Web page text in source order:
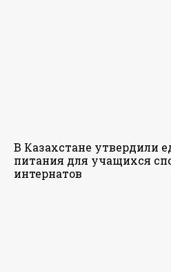
В Казахстане утвердили
питания для учащихся
интернатов